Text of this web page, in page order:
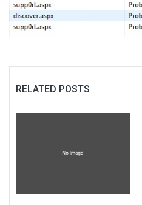
RELATED POSTS